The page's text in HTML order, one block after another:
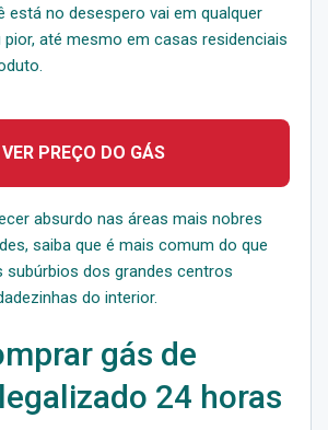
está no desespero vai em qualquer
pior, até mesmo em casas residenciais
VER PREÇO DO GÁS
absurdo nas áreas mais nobres
saiba que é mais comum do que
subúrbios dos grandes centros
do interior.
gás de
24 horas